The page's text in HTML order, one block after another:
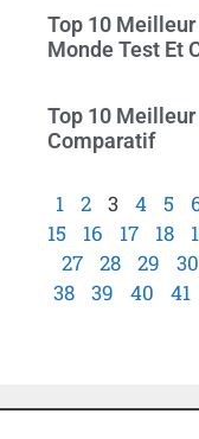
Top 10
Monde Test Et
Top 10
Comparatif
1 2 3 4 5
15
16 17 18
27
28 29 30
38
39 40 41